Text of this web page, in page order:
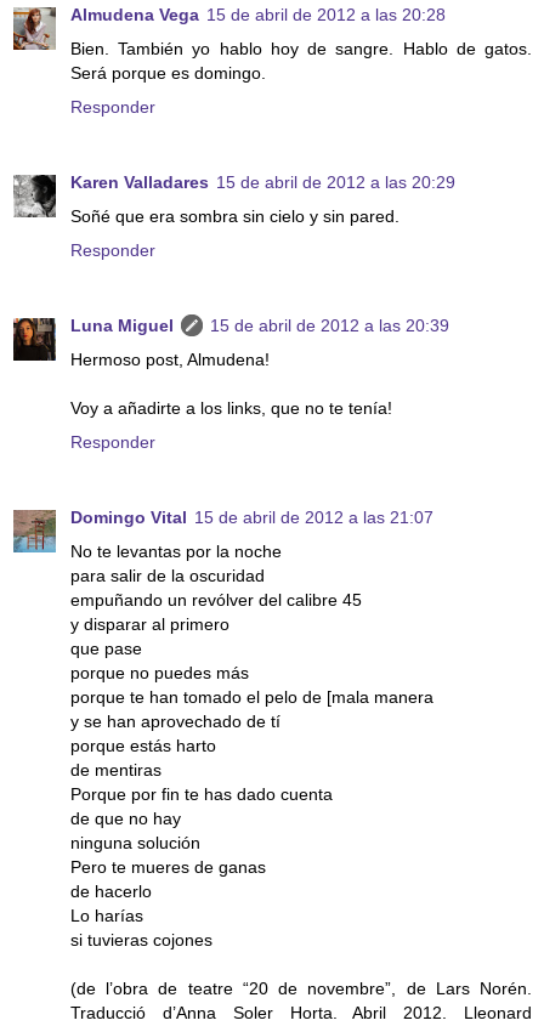
Almudena Vega 15 de abril de 2012 a las 20:28
Bien. También yo hablo hoy de sangre. Hablo de gatos.
Será porque es domingo.
Responder
Karen Valladares 15 de abril de 2012 a las 20:29
Soñé que era sombra sin cielo y sin pared.
Responder
Luna Miguel
15 de abril de 2012 a las 20:39
Hermoso post, Almudena!
Voy a añadirte a los links, que no te tenía!
Responder
Domingo Vital 15 de abril de 2012 a las 21:07
No te levantas por la noche
para salir de la oscuridad
empuñando un revólver del calibre 45
y disparar al primero
que pase
porque no puedes más
porque te han tomado el pelo de [mala manera
y se han aprovechado de tí
porque estás harto
de mentiras
Porque por fin te has dado cuenta
de que no hay
ninguna solución
Pero te mueres de ganas
de hacerlo
Lo harías
si tuvieras cojones
(de l’obra de teatre “20 de novembre”, de Lars Norén.
Traducció d’Anna Soler Horta. Abril 2012. Lleonard